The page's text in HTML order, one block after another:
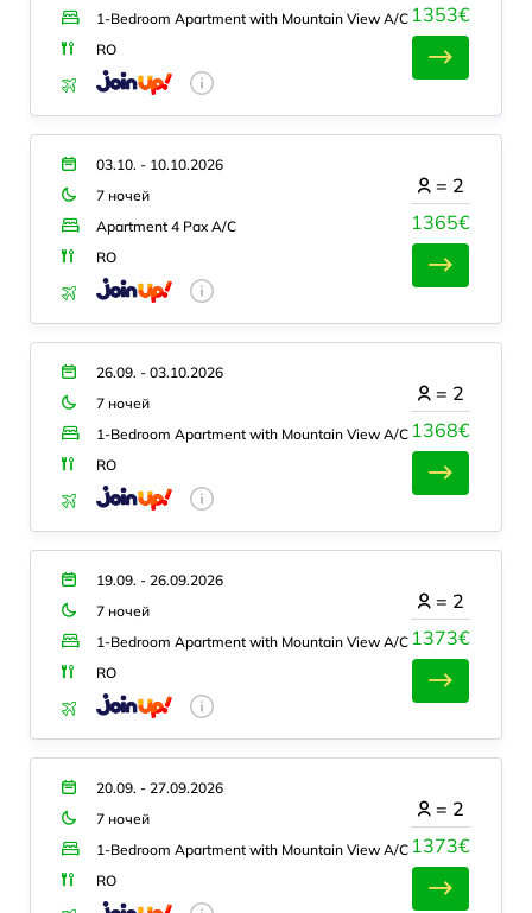
1-Bedroom Apartment with Mountain View A/C
RO
1353€
03.10. - 10.10.2026
7 ночей
Apartment 4 Pax A/C
RO
1365€
= 2
26.09. - 03.10.2026
7 ночей
1-Bedroom Apartment with Mountain View A/C
RO
1368€
= 2
19.09. - 26.09.2026
7 ночей
1-Bedroom Apartment with Mountain View A/C
RO
1373€
= 2
20.09. - 27.09.2026
7 ночей
1-Bedroom Apartment with Mountain View A/C
RO
1373€
= 2